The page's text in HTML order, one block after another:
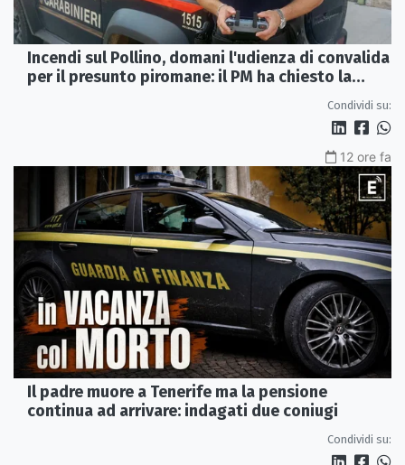
Incendi sul Pollino, domani l'udienza di convalida
per il presunto piromane: il PM ha chiesto la
Condividi su:
12 ore fa
Il padre muore a Tenerife ma la pensione
continua ad arrivare: indagati due coniugi
Condividi su: